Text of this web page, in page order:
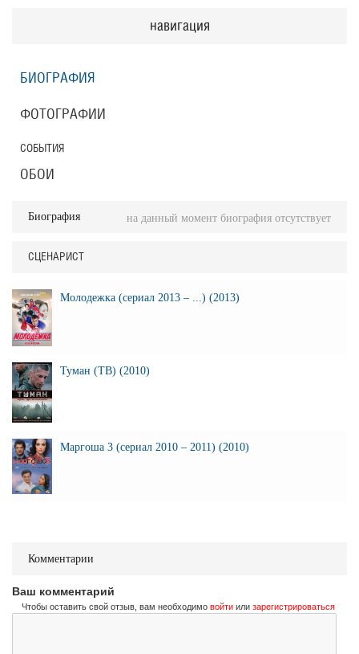
навигация
БИОГРАФИЯ
ФОТОГРАФИИ
СОБЫТИЯ
ОБОИ
Биография на данный момент биография отсутствует
СЦЕНАРИСТ
Молодежка (сериал 2013 – ...) (2013)
Туман (ТВ) (2010)
Маргоша 3 (сериал 2010 – 2011) (2010)
Комментарии
Ваш комментарий
Чтобы оставить свой отзыв, вам необходимо войти или зарегистрироваться